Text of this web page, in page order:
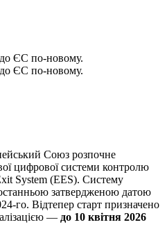
ЄС по-новому.
ЄС по-новому.
Союз розпочне
цифрової системи контролю
System (EES). Систему
затвердженою датою
го. Відтепер старт призначено
— до 10 квітня 2026